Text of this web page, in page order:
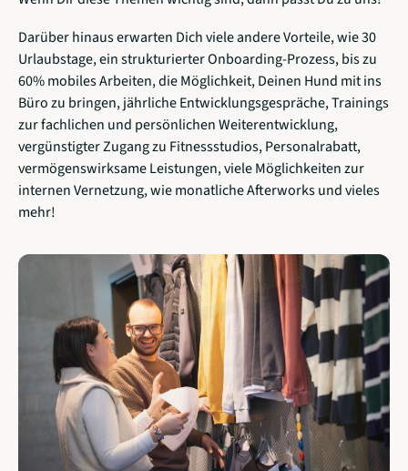
Darüber hinaus erwarten Dich viele andere Vorteile, wie 30
Urlaubstage, ein strukturierter Onboarding-Prozess, bis zu
60% mobiles Arbeiten, die Möglichkeit, Deinen Hund mit ins
Büro zu bringen, jährliche Entwicklungsgespräche, Trainings
zur fachlichen und persönlichen Weiterentwicklung,
vergünstigter Zugang zu Fitnessstudios, Personalrabatt,
vermögenswirksame Leistungen, viele Möglichkeiten zur
internen Vernetzung, wie monatliche Afterworks und vieles
mehr!